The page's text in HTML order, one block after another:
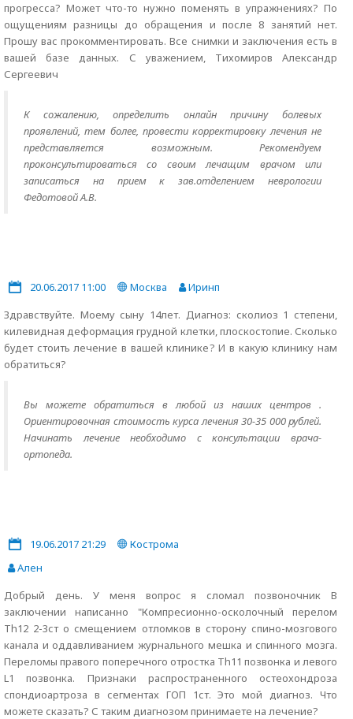
прогресса? Может что-то нужно поменять в упражнениях? По
ощущениям разницы до обращения и после 8 занятий нет.
Прошу вас прокомментировать. Все снимки и заключения есть в
вашей базе данных. С уважением, Тихомиров Александр
Сергеевич
К сожалению, определить онлайн причину болевых
проявлений, тем более, провести корректировку лечения не
представляется возможным. Рекомендуем
проконсультироваться со своим лечащим врачом или
записаться на прием к зав.отделением неврологии
Федотовой А.В.
20.06.2017 11:00 Москва
Иринп
Здравствуйте. Моему сыну 14лет. Диагноз: сколиоз 1 степени,
килевидная деформация грудной клетки, плоскостопие. Сколько
будет стоить лечение в вашей клинике? И в какую клинику нам
обратиться?
Вы можете обратиться в любой из наших центров .
Ориентировочная стоимость курса лечения 30-35 000 рублей.
Начинать лечение необходимо с консультации врача-
ортопеда.
19.06.2017 21:29
Кострома
Ален
Добрый день. У меня вопрос я сломал позвоночник В
заключении написанно "Компресионно-осколочный перелом
Th12 2-3ст о смещением отломков в сторону спино-мозгового
канала и оддавливанием журнального мешка и спинного мозга.
Переломы правого поперечного отростка Th11 позвонка и левого
L1 позвонка. Признаки распространенного остеохондроза
спондиоартроза в сегментах ГОП 1ст. Это мой диагноз. Что
можете сказать? С таким диагнозом принимаете на лечение?